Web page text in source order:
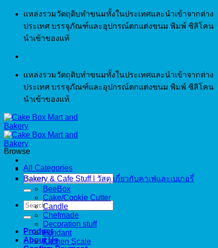
Skip
content
แหล่งรวมวัตถุดิบทำขนมทั้งในประเทศและนำเข้าจากต่าง
ประเทศ บรรจุภัณฑ์และอุปกรณ์ตกแต่งขนม พิมพ์ ซิลิโคน
นำเข้าของแท้
แหล่งรวมวัตถุดิบทำขนมทั้งในประเทศและนำเข้าจากต่าง
ประเทศ บรรจุภัณฑ์และอุปกรณ์ตกแต่งขนม พิมพ์ ซิลิโคน
นำเข้าของแท้
Search
for:
Search
for:
Product
About Us
Browse
All Categories
Bakery & Cafe Stuff | วัสดุ เกี่ยวกับคาเฟ่และเบเกอรี่
BeeBox
Cake/Cookie Cutter
Candle
Chefmade
Decoration stuff
Fondant
Kitchen Scale